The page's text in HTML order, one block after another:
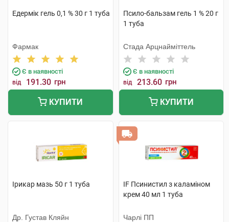
Едермік гель 0,1 % 30 г 1 туба
Фармак
Є в наявності
від 191.30 грн
КУПИТИ
Псило-бальзам гель 1 % 20 г
1 туба
Стада Арцнайміттель
Є в наявності
від 213.60 грн
КУПИТИ
Ірикар мазь 50 г 1 туба
Др. Густав Кляйн
IF Псинистил з каламіном
крем 40 мл 1 туба
Чарлі ПП